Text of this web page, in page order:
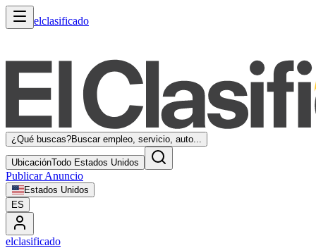
elclasificado
¿Qué buscas?Buscar empleo, servicio, auto...
UbicaciónTodo Estados Unidos
Publicar Anuncio
Estados Unidos
ES
elclasificado